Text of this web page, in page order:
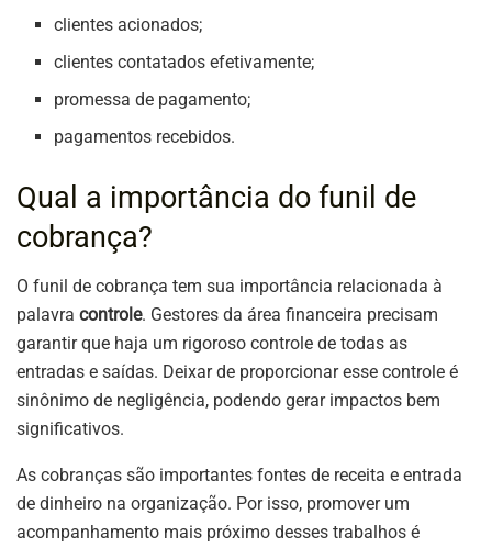
clientes acionados;
clientes contatados efetivamente;
promessa de pagamento;
pagamentos recebidos.
Qual a importância do funil de
cobrança?
O funil de cobrança tem sua importância relacionada à
palavra controle. Gestores da área financeira precisam
garantir que haja um rigoroso controle de todas as
entradas e saídas. Deixar de proporcionar esse controle é
sinônimo de negligência, podendo gerar impactos bem
significativos.
As cobranças são importantes fontes de receita e entrada
de dinheiro na organização. Por isso, promover um
acompanhamento mais próximo desses trabalhos é